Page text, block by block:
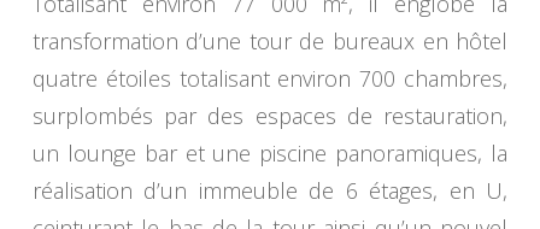
transformation d’une tour de bureaux en hôtel
quatre étoiles totalisant environ 700 chambres,
surplombés par des espaces de restauration,
un lounge bar et une piscine panoramiques, la
réalisation d’un immeuble de 6 étages, en U,